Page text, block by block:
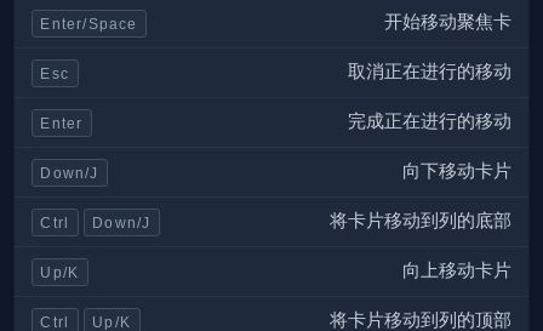
Enter/Space 开始移动聚焦卡
Esc 取消正在进行的移动
Enter 完成正在进行的移动
Down/J 向下移动卡片
Ctrl Down/J 将卡片移动到列的底部
Up/K 向上移动卡片
Ctrl Up/K 将卡片移动到列的顶部